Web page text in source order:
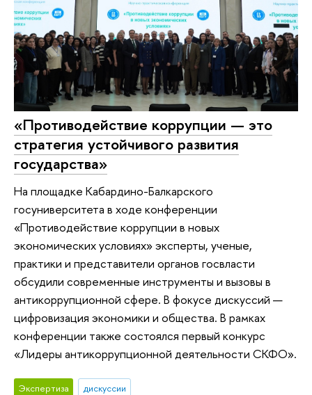
«Противодействие коррупции — это
стратегия устойчивого развития
государства»
На площадке Кабардино-Балкарского
госуниверситета в ходе конференции
«Противодействие коррупции в новых
экономических условиях» эксперты, ученые,
практики и представители органов госвласти
обсудили современные инструменты и вызовы в
антикоррупционной сфере. В фокусе дискуссий —
цифровизация экономики и общества. В рамках
конференции также состоялся первый конкурс
«Лидеры антикоррупционной деятельности СКФО».
Экспертиза дискуссии